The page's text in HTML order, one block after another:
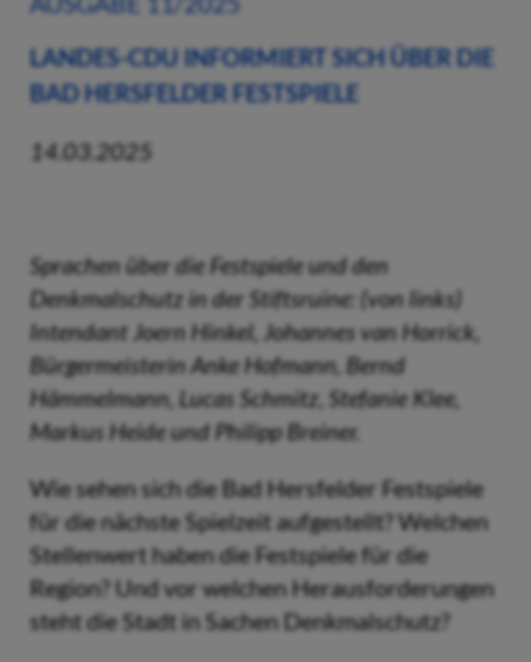
LANDES-CDU INFORMIERT SICH ÜBER DIE
BAD HERSFELDER FESTSPIELE
14.03.2025
Sprachen über die Festspiele und den
Denkmalschutz in der Stiftsruine: (von links)
Intendant Joern Hinkel, Johannes van Horrick,
Bürgermeisterin Anke Hofmann, Bernd
Hämmelmann, Lucas Schmitz, Stefanie Klee,
Markus Heide und Philipp Breiner.
Wie sehen sich die Bad Hersfelder Festspiele
für die nächste Spielzeit aufgestellt? Welchen
Stellenwert haben die Festspiele für die
Region? Und vor welchen Herausforderungen
steht die Stadt in Sachen Denkmalschutz?